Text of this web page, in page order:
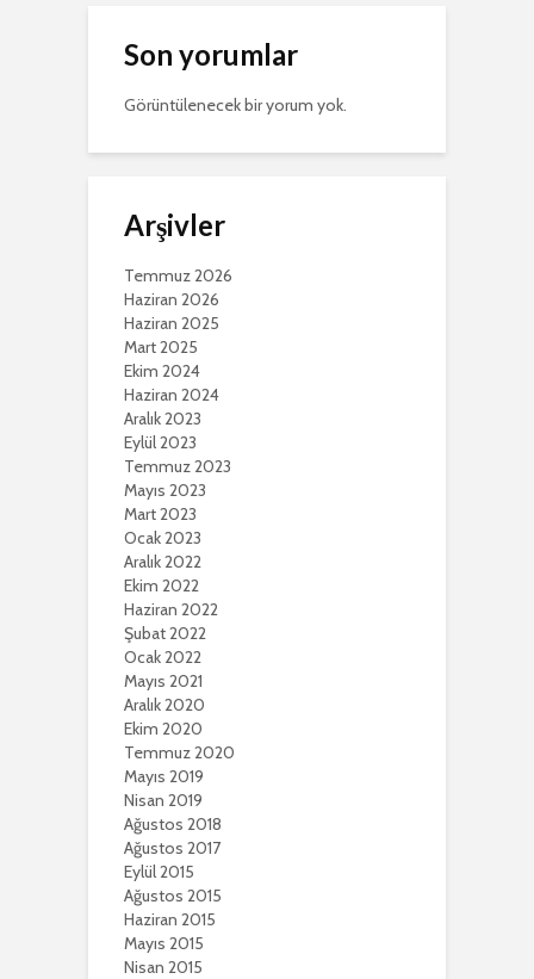
Son yorumlar
Görüntülenecek bir yorum yok.
Arşivler
Temmuz 2026
Haziran 2026
Haziran 2025
Mart 2025
Ekim 2024
Haziran 2024
Aralık 2023
Eylül 2023
Temmuz 2023
Mayıs 2023
Mart 2023
Ocak 2023
Aralık 2022
Ekim 2022
Haziran 2022
Şubat 2022
Ocak 2022
Mayıs 2021
Aralık 2020
Ekim 2020
Temmuz 2020
Mayıs 2019
Nisan 2019
Ağustos 2018
Ağustos 2017
Eylül 2015
Ağustos 2015
Haziran 2015
Mayıs 2015
Nisan 2015